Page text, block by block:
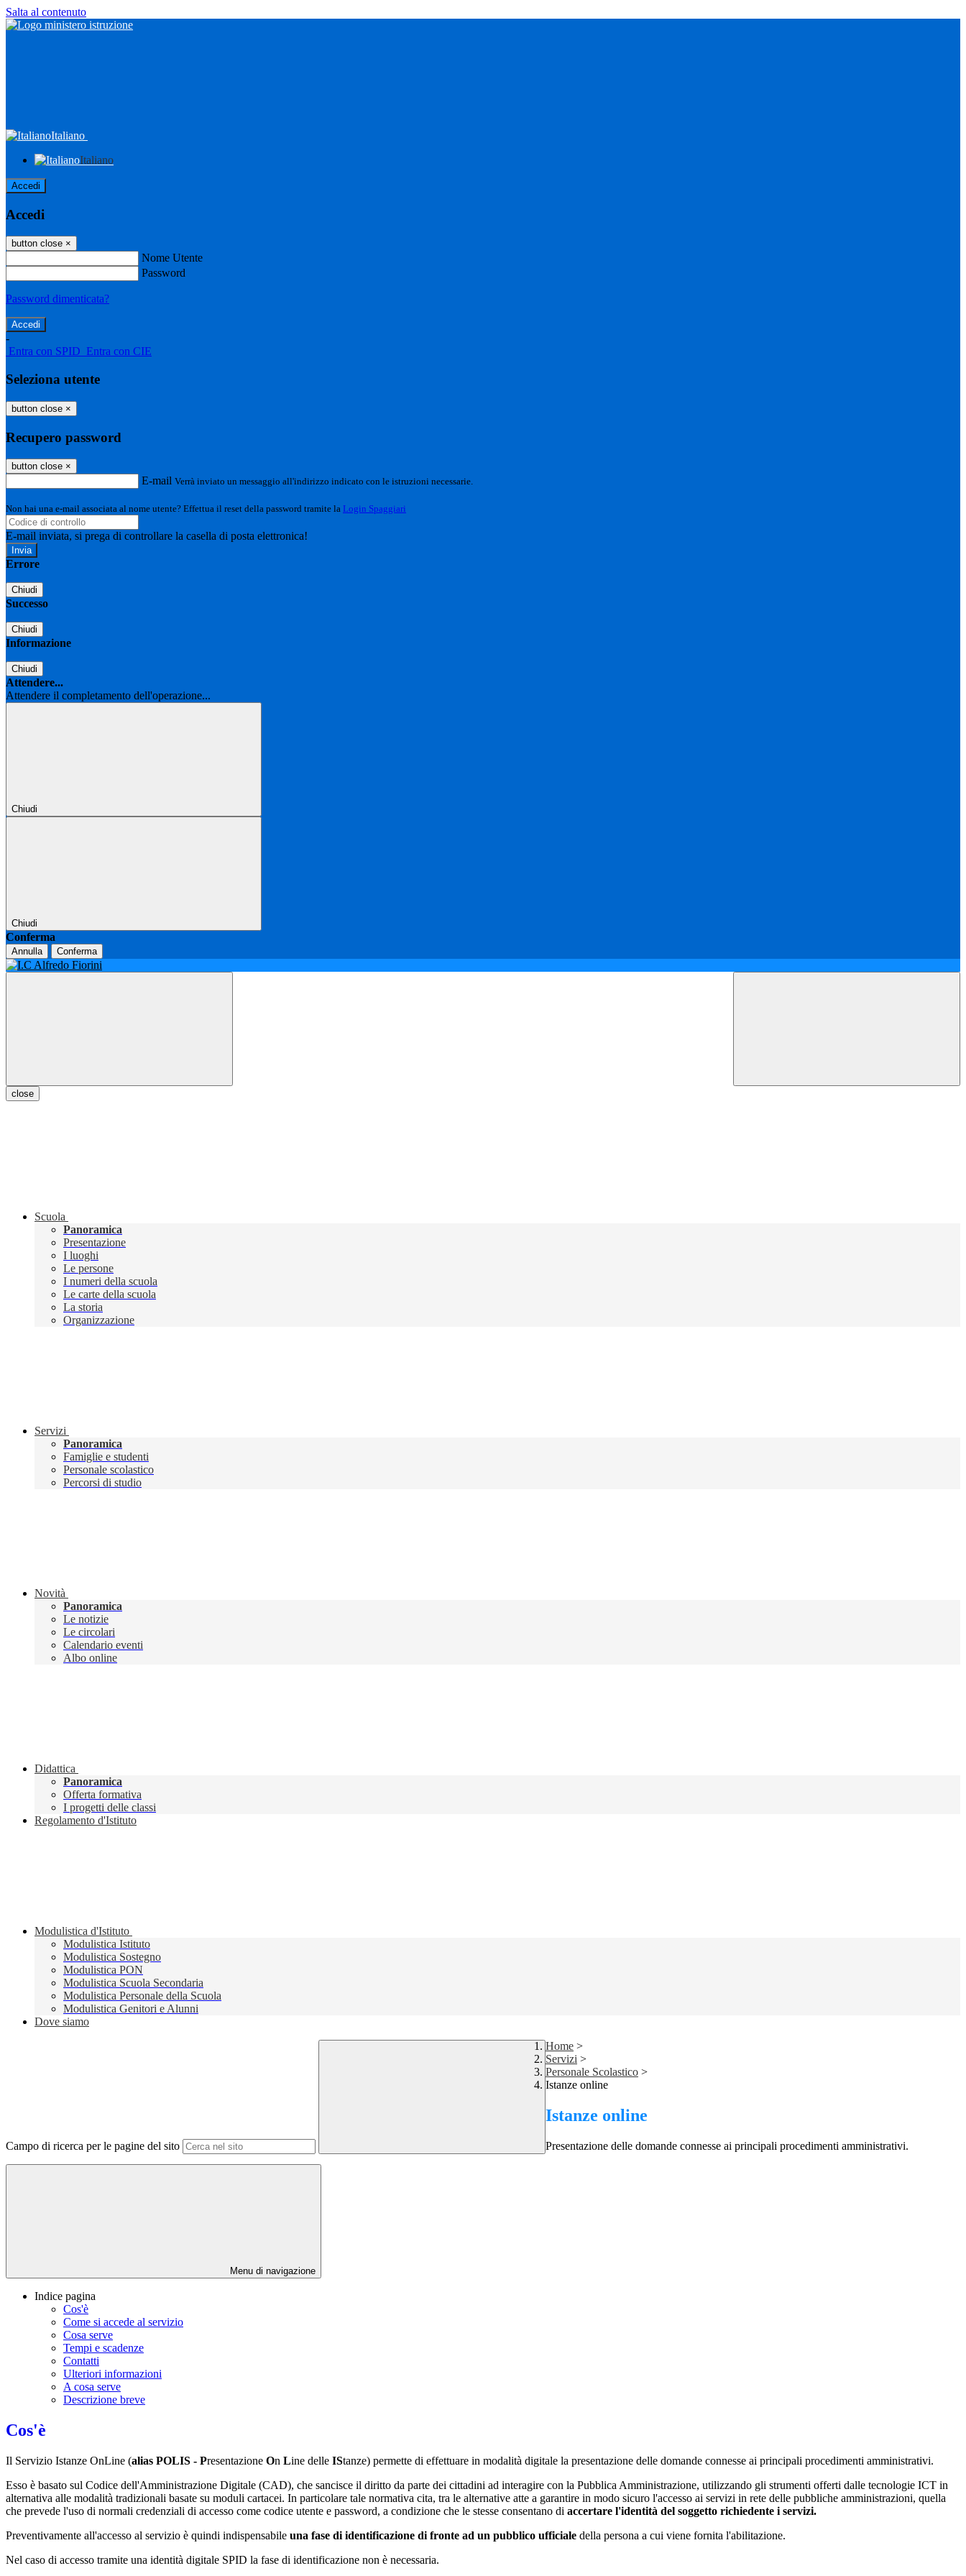
Salta al contenuto
Italiano
Italiano
Accedi
Accedi
button close ×
Nome Utente
Password
Password dimenticata?
-
Entra con SPID Entra con CIE
Seleziona utente
button close ×
Recupero password
button close ×
E-mail Verrà inviato un messaggio all'indirizzo indicato con le istruzioni necessarie.
Non hai una e-mail associata al nome utente? Effettua il reset della password tramite la Login Spaggiari
E-mail inviata, si prega di controllare la casella di posta elettronica!
Errore
Chiudi
Successo
Chiudi
Informazione
Chiudi
Attendere...
Attendere il completamento dell'operazione...
Chiudi
Chiudi
Conferma
Annulla Conferma
close
Scuola
Panoramica
Presentazione
I luoghi
Le persone
I numeri della scuola
Le carte della scuola
La storia
Organizzazione
Servizi
Panoramica
Famiglie e studenti
Personale scolastico
Percorsi di studio
Novità
Panoramica
Le notizie
Le circolari
Calendario eventi
Albo online
Didattica
Panoramica
Offerta formativa
I progetti delle classi
Regolamento d'Istituto
Modulistica d'Istituto
Modulistica Istituto
Modulistica Sostegno
Modulistica PON
Modulistica Scuola Secondaria
Modulistica Personale della Scuola
Modulistica Genitori e Alunni
Dove siamo
Campo di ricerca per le pagine del sito
Home >
Servizi >
Personale Scolastico >
Istanze online
Istanze online
Presentazione delle domande connesse ai principali procedimenti amministrativi.
Menu di navigazione
Indice pagina
Cos'è
Come si accede al servizio
Cosa serve
Tempi e scadenze
Contatti
Ulteriori informazioni
A cosa serve
Descrizione breve
Cos'è
Il Servizio Istanze OnLine (alias POLIS - Presentazione On Line delle IStanze) permette di effettuare in modalità digitale la presentazione delle domande connesse ai principali procedimenti amministrativi.
Esso è basato sul Codice dell'Amministrazione Digitale (CAD), che sancisce il diritto da parte dei cittadini ad interagire con la Pubblica Amministrazione, utilizzando gli strumenti offerti dalle tecnologie ICT in
alternativa alle modalità tradizionali basate su moduli cartacei. In particolare tale normativa cita, tra le alternative atte a garantire in modo sicuro l'accesso ai servizi in rete delle pubbliche amministrazioni, quella
che prevede l'uso di normali credenziali di accesso come codice utente e password, a condizione che le stesse consentano di accertare l'identità del soggetto richiedente i servizi.
Preventivamente all'accesso al servizio è quindi indispensabile una fase di identificazione di fronte ad un pubblico ufficiale della persona a cui viene fornita l'abilitazione.
Nel caso di accesso tramite una identità digitale SPID la fase di identificazione non è necessaria.